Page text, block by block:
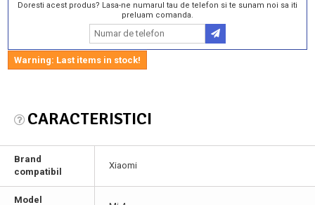
Doresti acest produs? Lasa-ne numarul tau de telefon si te sunam noi sa iti
preluam comanda.
Warning: Last items in stock!
CARACTERISTICI
Brand
compatibil
Xiaomi
Model